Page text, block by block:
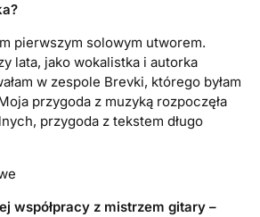
pierwszym solowym utworem.
lata, jako wokalistka i autorka
w zespole Brevki, którego byłam
przygoda z muzyką rozpoczęła
przygoda z tekstem długo
współpracy z mistrzem gitary –